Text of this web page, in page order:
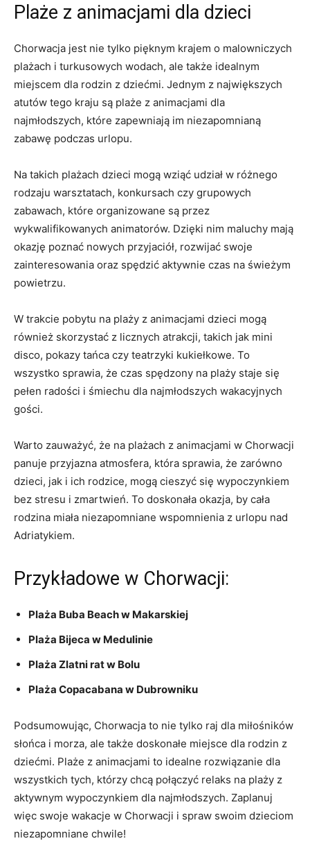
Plaże z‌ animacjami⁢ dla ‌dzieci
Chorwacja jest nie tylko pięknym krajem o malowniczych⁤
plażach‌ i turkusowych wodach, ale ⁢także idealnym
miejscem ​dla‍ rodzin z ⁤dziećmi. Jednym z największych
atutów​ tego kraju są plaże​ z animacjami dla
najmłodszych, ⁣które zapewniają im ​niezapomnianą
zabawę ⁢podczas urlopu.
Na ‍takich plażach⁢ dzieci mogą wziąć udział w różnego ​
rodzaju warsztatach, konkursach czy grupowych
zabawach, które organizowane są przez
wykwalifikowanych animatorów. Dzięki ‍nim​ maluchy mają
okazję poznać nowych przyjaciół, rozwijać⁣ swoje
zainteresowania oraz spędzić aktywnie ‍czas na świeżym
powietrzu.
W​ trakcie ​pobytu na⁤ plaży z⁢ animacjami dzieci​ mogą⁢
również ⁣skorzystać z licznych atrakcji,⁤ takich jak mini
disco,‍ pokazy tańca ⁢czy teatrzyki ‍kukiełkowe. To
⁢wszystko sprawia, że ⁤czas spędzony ‍na plaży staje ⁤się
pełen radości i‍ śmiechu dla ⁢najmłodszych wakacyjnych
gości.
Warto zauważyć, że na plażach z‍ animacjami w​ Chorwacji
panuje przyjazna atmosfera, ​która sprawia, że⁤ zarówno
dzieci, jak i ich rodzice, mogą cieszyć się wypoczynkiem
bez stresu i zmartwień. To doskonała okazja, by ⁣cała
rodzina miała‍ niezapomniane wspomnienia ​z urlopu​ nad
Adriatykiem.
Przykładowe w⁤ Chorwacji:
Plaża Buba⁣ Beach w Makarskiej
Plaża⁢ Bijeca w Medulinie
Plaża ​Zlatni rat w Bolu
Plaża ⁣Copacabana⁢ w Dubrowniku
Podsumowując, ⁤Chorwacja ​to nie tylko raj⁤ dla miłośników
słońca​ i morza, ale‌ także doskonałe ​miejsce dla rodzin z
dziećmi.⁢ Plaże z animacjami‍ to​ idealne rozwiązanie dla
wszystkich tych, którzy chcą połączyć relaks na⁤ plaży ‌z
aktywnym wypoczynkiem dla najmłodszych. Zaplanuj
więc ‌swoje ⁤wakacje w Chorwacji ⁣i‌ spraw swoim ⁤dzieciom
niezapomniane ​chwile!